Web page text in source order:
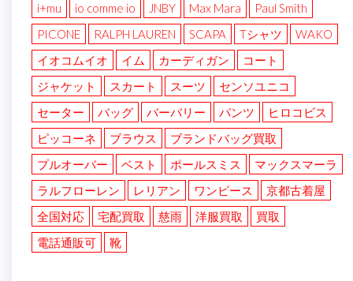
i+mu
io comme io JNBY Max Mara
Paul Smith
PICONE
RALPH LAUREN SCAPA Tシャツ
WAKO
イオコムイオ
イム カーディガン
コート
ジャケット
スカート スーツ
センソユニコ
セーター
バッグ バーバリー パンツ
ヒロコビス
ピッコーネ
ブラウス
ブランドバッグ買取
プルオーバー
ベスト ポールスミス
マックスマーラ
ラルフローレン
レリアン ワンピース
京都古着屋
全国対応
宅配買取 慈雨 洋服買取
買取
電話通販可
靴